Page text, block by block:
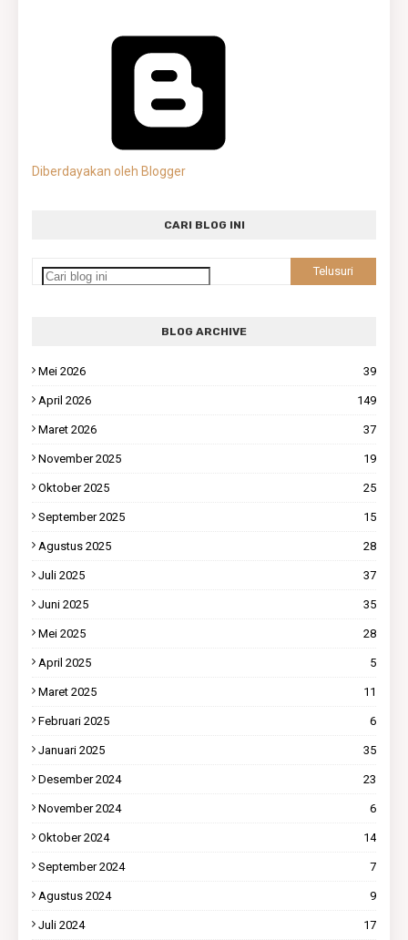
Diberdayakan oleh Blogger
CARI BLOG INI
BLOG ARCHIVE
Mei 2026 39
April 2026 149
Maret 2026 37
November 2025 19
Oktober 2025 25
September 2025 15
Agustus 2025 28
Juli 2025 37
Juni 2025 35
Mei 2025 28
April 2025 5
Maret 2025 11
Februari 2025 6
Januari 2025 35
Desember 2024 23
November 2024 6
Oktober 2024 14
September 2024 7
Agustus 2024 9
Juli 2024 17